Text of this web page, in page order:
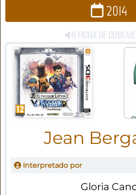
2014
FICHA DE DOBLAJE
Jean
Interpretado por
Gloria